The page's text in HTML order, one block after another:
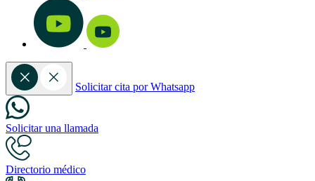
Solicitar cita por Whatsapp
Solicitar una llamada
Directorio médico